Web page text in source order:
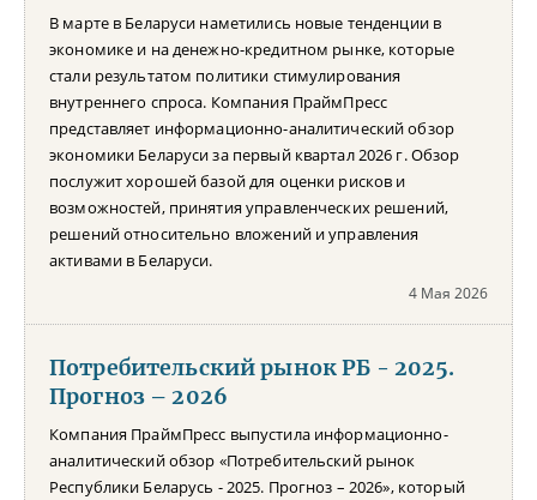
В марте в Беларуси наметились новые тенденции в
экономике и на денежно-кредитном рынке, которые
стали результатом политики стимулирования
внутреннего спроса. Компания ПраймПресс
представляет информационно-аналитический обзор
экономики Беларуси за первый квартал 2026 г. Обзор
послужит хорошей базой для оценки рисков и
возможностей, принятия управленческих решений,
решений относительно вложений и управления
активами в Беларуси.
4 Мая 2026
Потребительский рынок РБ - 2025.
Прогноз – 2026
Компания ПраймПресс выпустила информационно-
аналитический обзор «Потребительский рынок
Республики Беларусь - 2025. Прогноз – 2026», который